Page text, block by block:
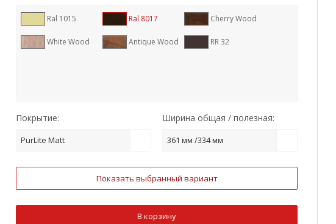
Ral 1015 Ral 8017 Cherry Wood
White Wood Antique Wood RR 32
Покрытие:
PurLite Matt
Ширина общая / полезная:
361 мм /334 мм
Показать выбранный вариант
В корзину